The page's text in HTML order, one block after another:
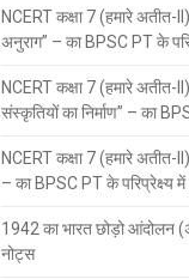
NCERT कक्षा 7 (हमारे अतीत-
अनुराग” – का BPSC PT के
NCERT कक्षा 7 (हमारे अतीत-
संस्कृतियों का निर्माण” – का
NCERT कक्षा 7 (हमारे अतीत-
– का BPSC PT के परिप्रेक्ष्य
1942 का भारत छोड़ो आंदोलन
नोट्स